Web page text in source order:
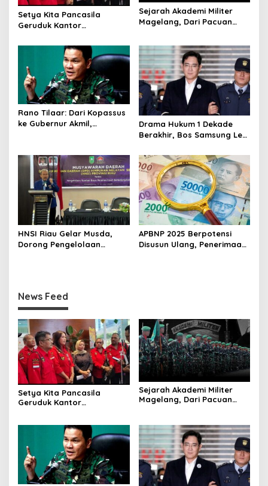
Setya Kita Pancasila
Geruduk Kantor
Pelunasan Pesangon
Pekerja Migas Sorong
Sejarah Akademi Militer
Magelang, Dari Pacuan
Rano Tilaar: Dari Kopassus
ke Gubernur Akmil,
Drama Hukum 1 Dekade
Berakhir, Bos Samsung Lee
Tuduhan Penipuan
HNSI Riau Gelar Musda,
Dorong Pengelolaan
APBNP 2025 Berpotensi
Disusun Ulang, Penerimaan
News Feed
Setya Kita Pancasila
Geruduk Kantor
Pekerja Migas Sorong
Sejarah Akademi Militer
Magelang, Dari Pacuan